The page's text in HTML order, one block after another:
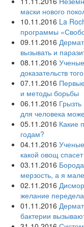
маски нового
10.11.2016 La
программы
09.11.2016
вызывать и
08.11.2016
доказательств
07.11.2016
и методы борьбы
06.11.2016 Грызть
для человека
05.11.2016 Какие
годам?
04.11.2016
какой овощ
03.11.2016
мерзость, а я
02.11.2016
желание
01.11.2016
бактерии